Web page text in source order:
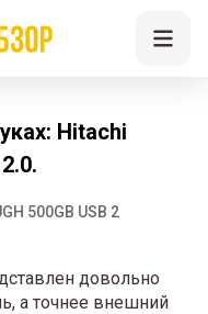
Hitachi
500GB USB 2
довольно
а точнее внешний